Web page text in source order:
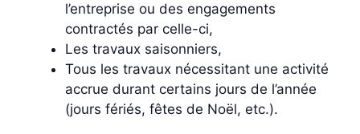
l’entreprise ou des engagements
contractés par celle-ci,
Les travaux saisonniers,
Tous les travaux nécessitant une activité
accrue durant certains jours de l’année
(jours fériés, fêtes de Noël, etc.).